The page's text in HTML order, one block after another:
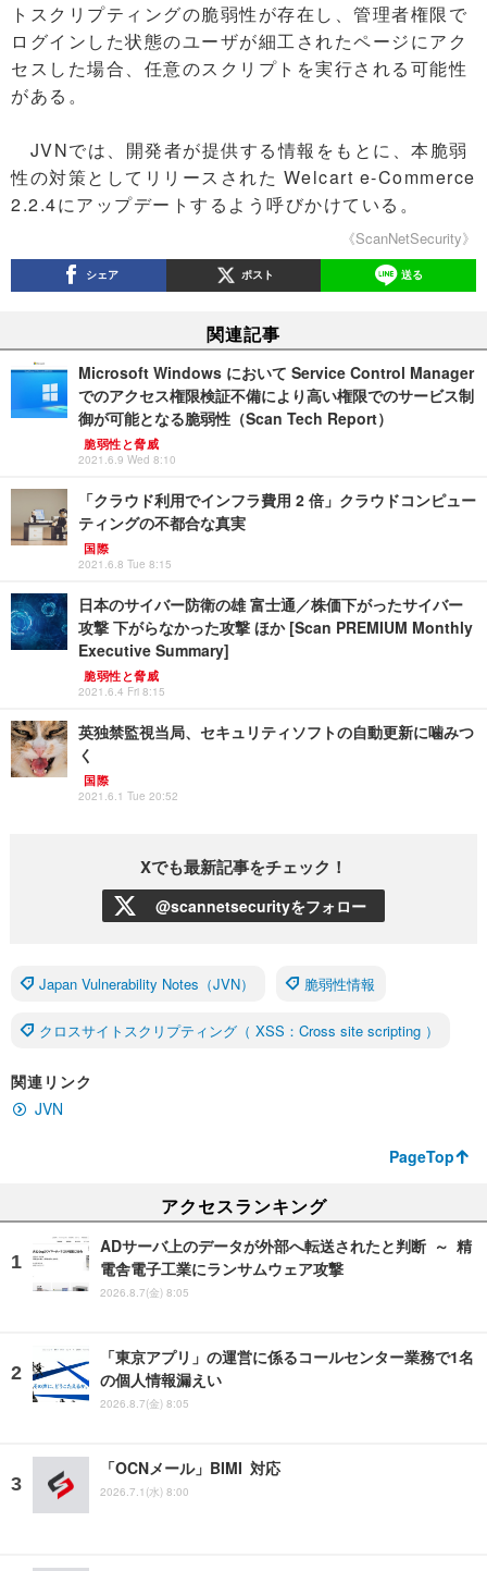
トスクリプティングの脆弱性が存在し、管理者権限で
ログインした状態のユーザが細工されたページにアク
セスした場合、任意のスクリプトを実行される可能性
がある。
JVNでは、開発者が提供する情報をもとに、本脆弱
性の対策としてリリースされた Welcart e-Commerce
2.2.4にアップデートするよう呼びかけている。
《ScanNetSecurity》
シェア ポスト 送る
関連記事
Microsoft Windows において Service Control Manager
でのアクセス権限検証不備により高い権限でのサービス制
御が可能となる脆弱性（Scan Tech Report）
脆弱性と脅威
2021.6.9 Wed 8:10
「クラウド利用でインフラ費用 2 倍」クラウドコンピュー
ティングの不都合な真実
国際
2021.6.8 Tue 8:15
日本のサイバー防衛の雄 富士通／株価下がったサイバー
攻撃 下がらなかった攻撃 ほか [Scan PREMIUM Monthly
Executive Summary]
脆弱性と脅威
2021.6.4 Fri 8:15
英独禁監視当局、セキュリティソフトの自動更新に噛みつ
く
国際
2021.6.1 Tue 20:52
Xでも最新記事をチェック！
@scannetsecurityをフォロー
Japan Vulnerability Notes（JVN） 脆弱性情報
クロスサイトスクリプティング（ XSS：Cross site scripting ）
関連リンク
JVN
PageTop
アクセスランキング
ADサーバ上のデータが外部へ転送されたと判断 ～ 精
電舎電子工業にランサムウェア攻撃
2026.8.7(金) 8:05
「東京アプリ」の運営に係るコールセンター業務で1名
の個人情報漏えい
2026.8.7(金) 8:05
「OCNメール」BIMI 対応
2026.7.1(水) 8:00